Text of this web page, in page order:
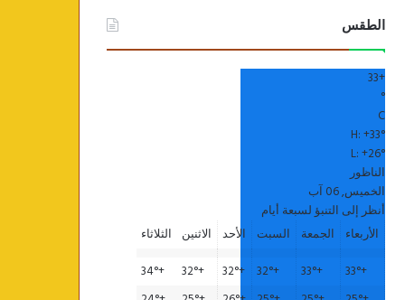
الطقس
+
33
°
C
H:+33°
L:+26°
الناظور
الخميس, 06 آب
أنظر إلى التنبؤ لسبعة أيام
الأربعاء
الجمعة السبت الأحد الاثنين
الثلاثاء
+
33°
+
33°
+
32°
+
32°
+
32°
+
34°